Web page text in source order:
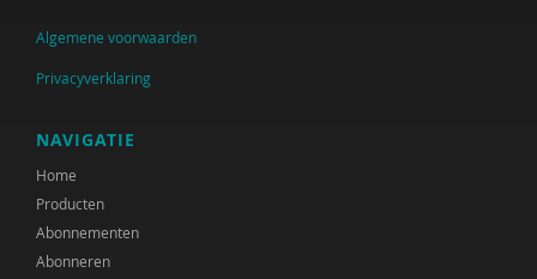
Algemene voorwaarden
Privacyverklaring
NAVIGATIE
Home
Producten
Abonnementen
Abonneren